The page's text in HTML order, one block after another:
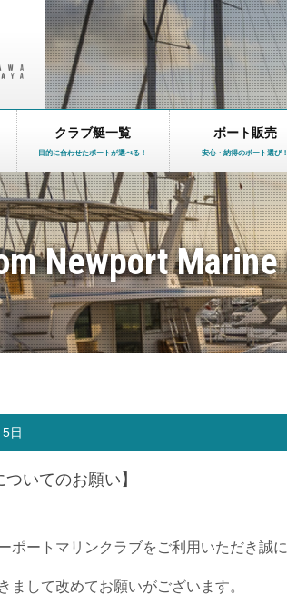
クラブ艇一覧
目的に合わせたボートが選べる！
ボート販売
安心・納得のボート選び！
Newport Marine
日
ついてのお願い】
ポートマリンクラブをご利用いただき誠
まして改めてお願いがございます。